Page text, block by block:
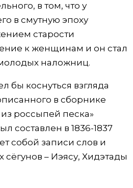
в том, что у
в смутную эпоху
старости
к женщинам и он стал
наложниц.
бы коснуться взгляда
в сборнике
россыпей песка»
составлен в 1836-1837
собой записи слов и
– Иэясу, Хидэтады